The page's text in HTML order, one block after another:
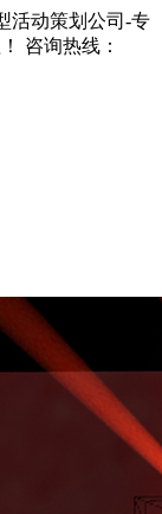
活动策划公司-专
咨询热线：